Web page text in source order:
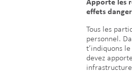
effets
Tous les
personnel.
t’indiquons
devez
infrastructure